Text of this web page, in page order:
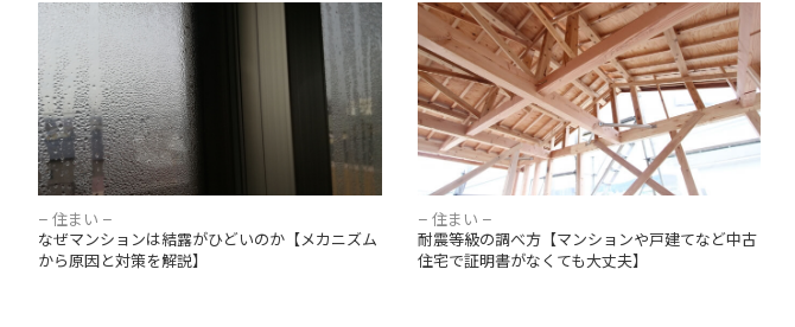
なぜマンションは結露がひどいのか【メカニ
ズムから原因と対策を解説】
– 住まい –
なぜマンションは結露がひどいのか【メカニズム
から原因と対策を解説】
耐震等級の調べ方【マンションや戸建てなど
中古住宅で証明書がなくても大丈夫】
– 住まい –
耐震等級の調べ方【マンションや戸建てなど中古
住宅で証明書がなくても大丈夫】